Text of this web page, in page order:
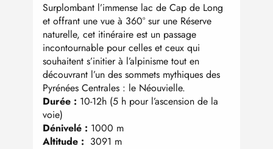
Surplombant l’immense lac de Cap de Long
et offrant une vue à 360° sur une Réserve
naturelle, cet itinéraire est un passage
incontournable pour celles et ceux qui
souhaitent s’initier à l’alpinisme tout en
découvrant l’un des sommets mythiques des
Pyrénées Centrales : le Néouvielle.
Durée : 10-12h (5 h pour l’ascension de la
voie)
Dénivelé : 1000 m
Altitude : 3091 m